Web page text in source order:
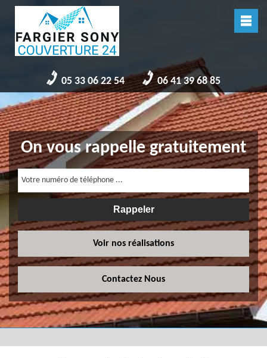
05 33 06 22 54 06 41 39 68 85
On vous rappelle gratuitement
Voir nos réalisations
Contactez Nous